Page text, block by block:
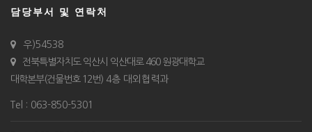
담당부서 및 연락처
우)54538
전북특별자치도 익산시 익산대로 460 원광대학교
대학본부(건물번호 12번) 4층 대외협력과
Tel : 063-850-5301